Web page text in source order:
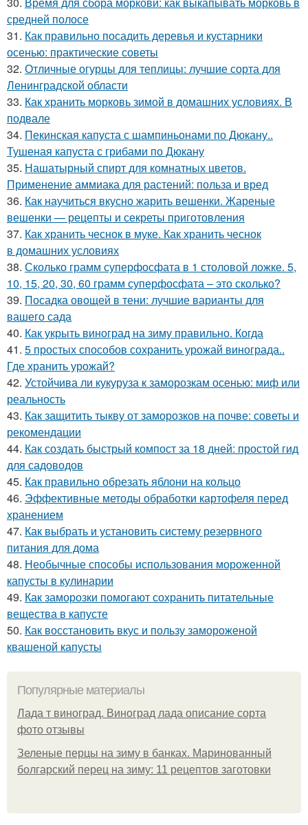
средней полосе
31. Как правильно посадить деревья и кустарники
осенью: практические советы
32. Отличные огурцы для теплицы: лучшие сорта для
Ленинградской области
33. Как хранить морковь зимой в домашних условиях. В
подвале
34. Пекинская капуста с шампиньонами по Дюкану..
Тушеная капуста с грибами по Дюкану
35. Нашатырный спирт для комнатных цветов.
Применение аммиака для растений: польза и вред
36. Как научиться вкусно жарить вешенки. Жареные
вешенки — рецепты и секреты приготовления
37. Как хранить чеснок в муке. Как хранить чеснок
в домашних условиях
38. Сколько грамм суперфосфата в 1 столовой ложке. 5,
10, 15, 20, 30, 60 грамм суперфосфата – это сколько?
39. Посадка овощей в тени: лучшие варианты для
вашего сада
40. Как укрыть виноград на зиму правильно. Когда
41. 5 простых способов сохранить урожай винограда..
Где хранить урожай?
42. Устойчива ли кукуруза к заморозкам осенью: миф или
реальность
43. Как защитить тыкву от заморозков на почве: советы и
рекомендации
44. Как создать быстрый компост за 18 дней: простой гид
для садоводов
45. Как правильно обрезать яблони на кольцо
46. Эффективные методы обработки картофеля перед
хранением
47. Как выбрать и установить систему резервного
питания для дома
48. Необычные способы использования мороженной
капусты в кулинарии
49. Как заморозки помогают сохранить питательные
вещества в капусте
50. Как восстановить вкус и пользу замороженой
квашеной капусты
Популярные материалы
Лада т виноград. Виноград лада описание сорта
фото отзывы
Зеленые перцы на зиму в банках. Маринованный
болгарский перец на зиму: 11 рецептов заготовки